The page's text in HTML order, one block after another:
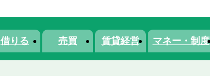
借りる 売買 賃貸経営 マネー・制度